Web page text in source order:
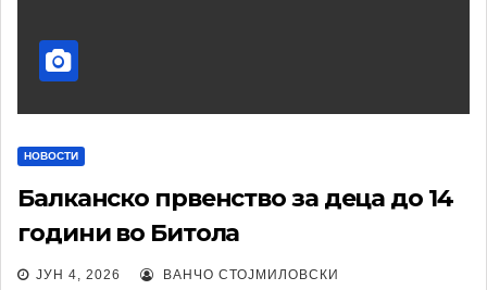
НОВОСТИ
Балканско првенство за деца до 14
години во Битола
ЈУН 4, 2026 ВАНЧО СТОЈМИЛОВСКИ